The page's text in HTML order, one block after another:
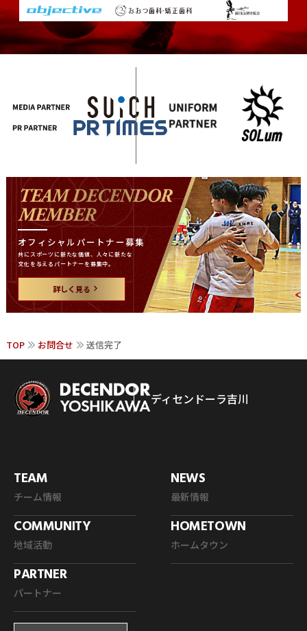
オフィシャルパートナー募集
共にスポーツに新たな価値、 人々に新たな
文化を与えるパートナーを募集中。
詳しく見る
TOP お問合せ 送信完了
ディセンドーラ吉川
TEAM
チーム情報
NEWS
最新情報
COMMUNITY
地域活動
HOMETOWN
ホームタウン
PARTNER
パートナー